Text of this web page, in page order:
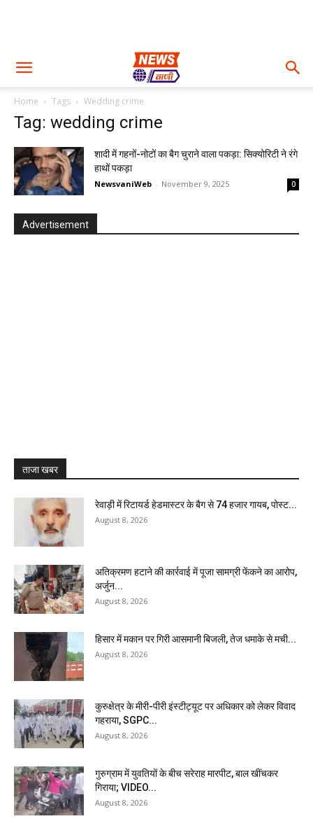
Home Tags Wedding crime
Tag: wedding crime
शादी में गहनों-नोटों का बैग चुराने वाला पकड़ा: सिक्योरिटी ने रंगे
हाथों पकड़ा
NewsvaniWeb - November 9, 2025 0
Advertisement
ताजा खबर
रेवाड़ी में रिटायर्ड हेडमास्टर के बैग से ₹74 हजार गायब, पोस्ट...
August 8, 2026
अतिक्रमण हटाने की कार्रवाई में पूजा सामग्री फेंकने का आरोप,
अर्जुन...
August 8, 2026
हिसार में मकान पर गिरी आसमानी बिजली, तेज धमाके से मची...
August 8, 2026
कुरुक्षेत्र के मीरी-पीरी इंस्टीट्यूट पर अधिकार को लेकर विवाद
गहराया, SGPC...
August 8, 2026
गुरुग्राम में युवतियों के बीच सरेराह मारपीट, बाल खींचकर
गिराया; VIDEO...
August 8, 2026